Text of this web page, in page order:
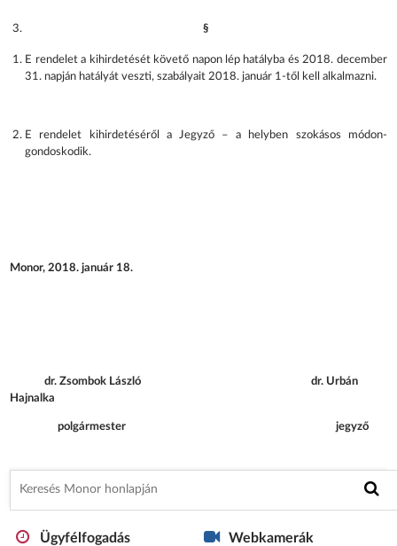
§
E rendelet a kihirdetését követő napon lép hatályba és 2018. december
31. napján hatályát veszti, szabályait 2018. január 1-től kell alkalmazni.
E rendelet kihirdetéséről a Jegyző – a helyben szokásos módon-
gondoskodik.
Monor, 2018. január 18.
dr. Zsombok László dr. Urbán
Hajnalka
polgármester jegyző
Ügyfélfogadás
Webkamerák